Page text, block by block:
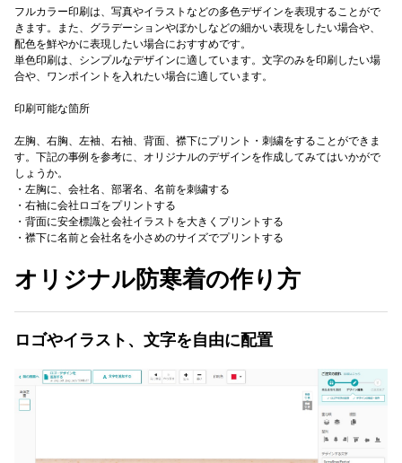
フルカラー印刷は、写真やイラストなどの多色デザインを表現することがで
きます。また、グラデーションやぼかしなどの細かい表現をしたい場合や、
配色を鮮やかに表現したい場合におすすめです。
単色印刷は、シンプルなデザインに適しています。文字のみを印刷したい場
合や、ワンポイントを入れたい場合に適しています。
印刷可能な箇所
左胸、右胸、左袖、右袖、背面、襟下にプリント・刺繍をすることができま
す。下記の事例を参考に、オリジナルのデザインを作成してみてはいかがで
しょうか。
・左胸に、会社名、部署名、名前を刺繍する
・右袖に会社ロゴをプリントする
・背面に安全標識と会社イラストを大きくプリントする
・襟下に名前と会社名を小さめのサイズでプリントする
オリジナル防寒着の作り方
ロゴやイラスト、文字を自由に配置